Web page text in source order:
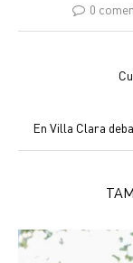
0
En Villa Clara